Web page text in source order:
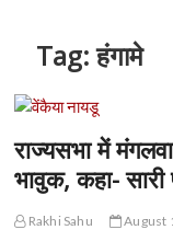
Tag:हंगामे
राज्यसभा में
भावुक, कहा- सारी
Rakhi Sahu August